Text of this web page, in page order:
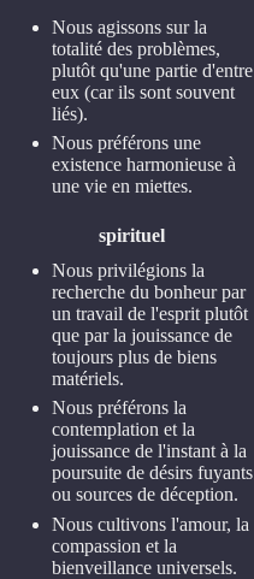
Nous agissons sur la
totalité des problèmes,
plutôt qu'une partie d'entre
eux (car ils sont souvent
liés).
Nous préférons une
existence harmonieuse à
une vie en miettes.
spirituel
Nous privilégions la
recherche du bonheur par
un travail de l'esprit plutôt
que par la jouissance de
toujours plus de biens
matériels.
Nous préférons la
contemplation et la
jouissance de l'instant à la
poursuite de désirs fuyants
ou sources de déception.
Nous cultivons l'amour, la
compassion et la
bienveillance universels.